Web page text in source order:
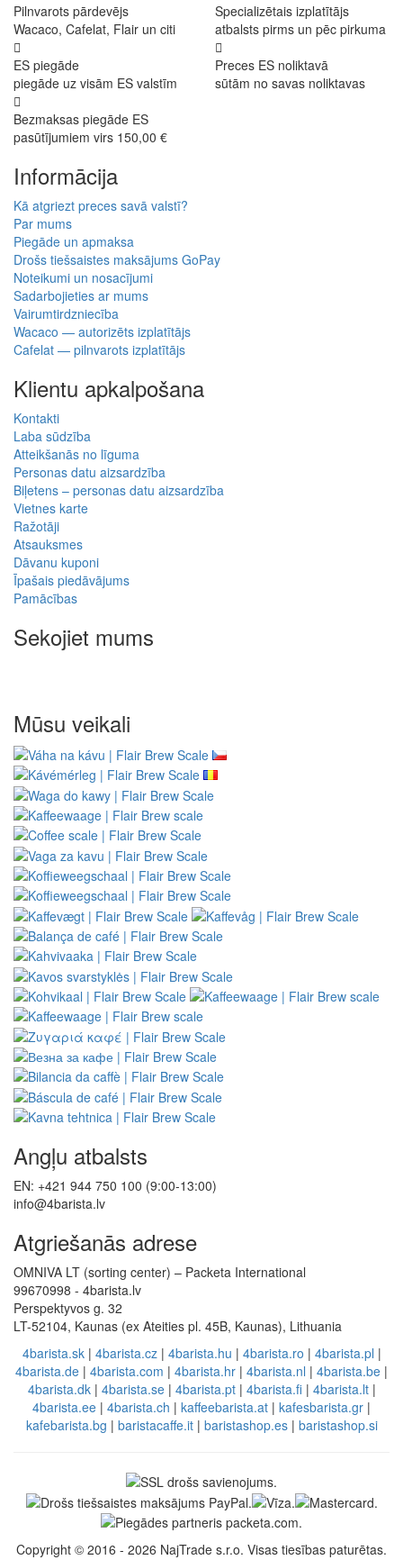
Pilnvarots pārdevējs
Wacaco, Cafelat, Flair un citi
Specializētais izplatītājs
atbalsts pirms un pēc pirkuma
ES piegāde
piegāde uz visām ES valstīm
Preces ES noliktavā
sūtām no savas noliktavas
Bezmaksas piegāde ES
pasūtījumiem virs 150,00 €
Informācija
Kā atgriezt preces savā valstī?
Par mums
Piegāde un apmaksa
Drošs tiešsaistes maksājums GoPay
Noteikumi un nosacījumi
Sadarbojieties ar mums
Vairumtirdzniecība
Wacaco — autorizēts izplatītājs
Cafelat — pilnvarots izplatītājs
Klientu apkalpošana
Kontakti
Laba sūdzība
Atteikšanās no līguma
Personas datu aizsardzība
Biļetens – personas datu aizsardzība
Vietnes karte
Ražotāji
Atsauksmes
Dāvanu kuponi
Īpašais piedāvājums
Pamācības
Sekojiet mums
Mūsu veikali
Angļu atbalsts
EN: +421 944 750 100 (9:00-13:00)
info@4barista.lv
Atgriešanās adrese
OMNIVA LT (sorting center) – Packeta International
99670998 - 4barista.lv
Perspektyvos g. 32
LT-52104, Kaunas (ex Ateities pl. 45B, Kaunas), Lithuania
4barista.sk| 4barista.cz| 4barista.hu | 4barista.ro | 4barista.pl |
4barista.de | 4barista.com | 4barista.hr | 4barista.nl | 4barista.be |
4barista.dk| 4barista.se| 4barista.pt| 4barista.fi| 4barista.lt|
4barista.ee | 4barista.ch | kaffeebarista.at | kafesbarista.gr |
kafebarista.bg | baristacaffe.it| baristashop.es| baristashop.si
Copyright © 2016 - 2026 NajTrade s.r.o. Visas tiesības paturētas.